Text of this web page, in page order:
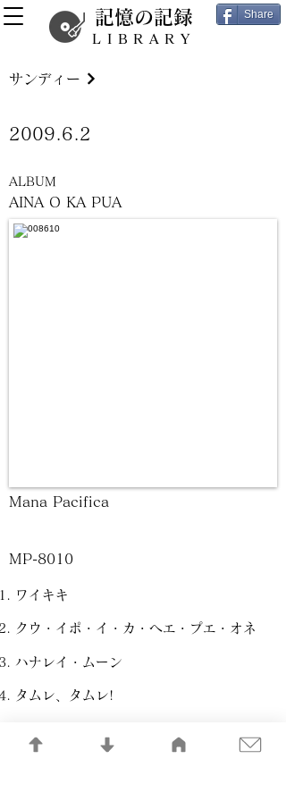
記憶の記録
LIBRARY
Share
AINA O KA PUA
ワイキキ
クウ・イポ・イ・カ・ヘエ・プエ・オネ
ハナレイ・ムーン
タムレ、タムレ!
サンディー
2009.6.2
ALBUM
Mana Pacifica
MP-8010